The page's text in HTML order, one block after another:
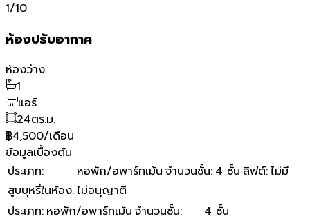
1/10
ห้องปรับอากาศ
ห้องว่าง
1
แอร์
24ตร.ม.
฿4,500/เดือน
ข้อมูลเบื้องต้น
ประเภท: หอพัก/อพาร์ทเม้น จำนวนชั้น: 4 ชั้น ลิฟต์:ไม่มี
สูบบุหรี่ในห้อง:ไม่อนุญาติ
ประเภท: หอพัก/อพาร์ทเม้น จำนวนชั้น:
4 ชั้น